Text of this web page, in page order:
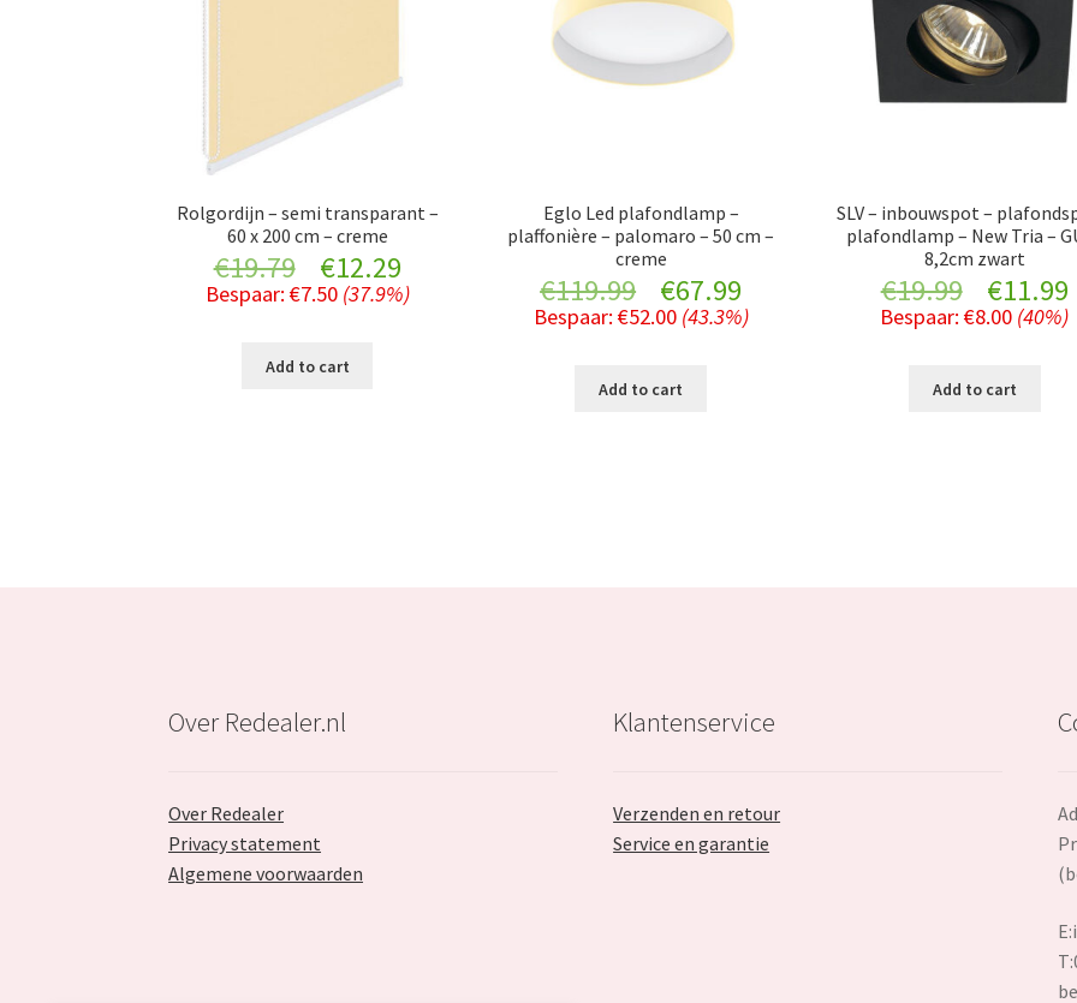
Rolgordijn – semi transparant –
60 x 200 cm – creme
€19.79
Original
price
was:
€12.29Current
price
Bespaar: €7.50 (37.9%)
Add to cart
Eglo Led plafondlamp –
plaffonière – palomaro – 50 cm –
creme
€119.99
Original
price
was:
€67.99
price
Bespaar: €52.00 (43.3%)
Add to cart
SLV – inbouwspot –
plafondlamp – New Tria –
8,2cm zwart
€19.99
Original
price
was:
€11.99
Bespaar:€8.00 (40%)
Add to cart
Over Redealer.nl
Over Redealer
Privacy statement
Algemene voorwaarden
Klantenservice
Verzenden en retour
Service en garantie
E: